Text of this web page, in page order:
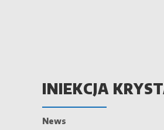
INIEKCJA
News